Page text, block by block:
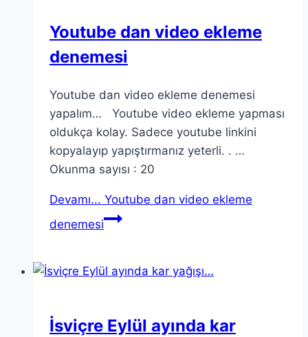
Youtube dan video ekleme
denemesi
Youtube dan video ekleme denemesi
yapalım… Youtube video ekleme yapması
oldukça kolay. Sadece youtube linkini
kopyalayıp yapıştırmanız yeterli. . …
Okunma sayısı : 20
Devamı... Youtube dan video ekleme
denemesi
İsviçre Eylül ayında kar